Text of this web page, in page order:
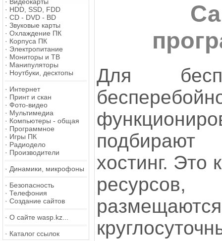
· HDD, SSD, FDD
· CD - DVD - BD
· Звуковые карты
· Охлаждение ПК
· Корпуса ПК
· Электропитание
· Мониторы и ТВ
· Манипуляторы
· Ноутбуки, десктопы
· Интернет
· Принт и скан
· Фото-видео
· Мультимедиа
· Компьютеры - общая
· Программное
· Игры ПК
· Радиодело
· Производители
· Динамики, микрофоны
· Безопасность
· Телефония
· Создание сайтов
· О сайте wasp.kz...
· Каталог ссылок
Для
хостинг. Это